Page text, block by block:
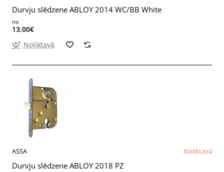
Durvju slēdzene ABLOY 2014 WC/BB White
no
13.00€
Noliktavā
ASSA Noliktavā
Durvju slēdzene ABLOY 2018 PZ